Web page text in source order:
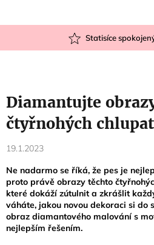
Statisíce
Diamantujte
čtyřnohých
19.1.2023
Ne nadarmo se říká, že pes je
proto právě obrazy těchto
které dokáží zútulnit a zkrášlit
váháte, jakou novou dekoraci si do
obraz diamantového malování s
nejlepším řešením.